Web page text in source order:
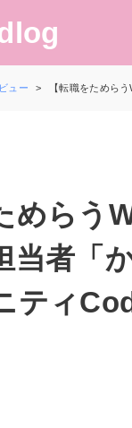
ュー 【転職をためら
めらう
当者「
ティ